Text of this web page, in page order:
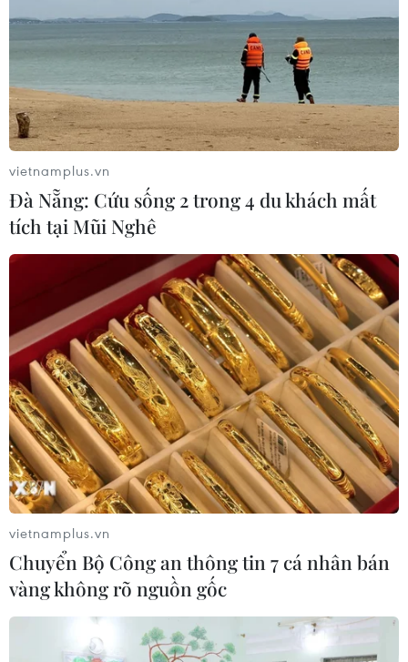
TIN CÙNG CHUYÊN MỤC
Chuỗi chương trình nghệ thuật lan
vietnamplus.vn
Đà Nẵng: Cứu sống 2 trong 4 du khách mất
tích tại Mũi Nghê
vietnamplus.vn
Chuyển Bộ Công an thông tin 7 cá nhân bán
vàng không rõ nguồn gốc